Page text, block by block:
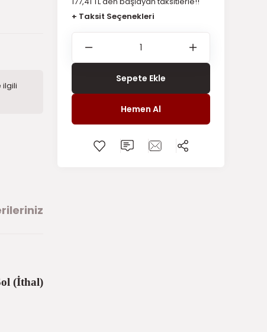
ilgili
+ Taksit Seçenekleri
Sepete Ekle
Hemen Al
(İthal)